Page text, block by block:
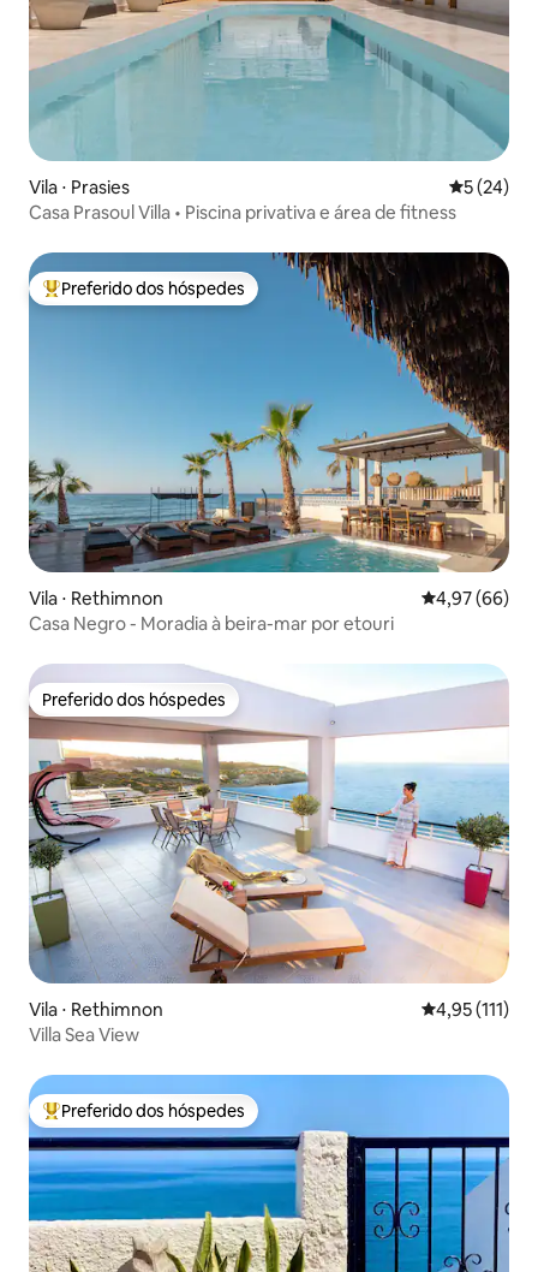
Vila ⋅ Prasies 5 de uma
5 (24)
Casa Prasoul Villa • Piscina privativa e área de fitness
Entre os melhores preferidos dos hóspedes
Preferido dos hóspedes
Vila ⋅ Rethimnon 4,97 de uma
4,97 (66)
Casa Negro - Moradia à beira-mar por etouri
Preferido dos hóspedes
Preferido dos hóspedes
Vila ⋅ Rethimnon 4,95 de uma
4,95 (111)
Villa Sea View
Entre os melhores preferidos dos hóspedes
Preferido dos hóspedes